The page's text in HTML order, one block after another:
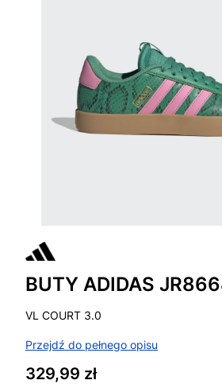
BUTY ADIDAS
VL COURT 3.0
Przejdź do pełnego opisu
Cena
329,99 zł